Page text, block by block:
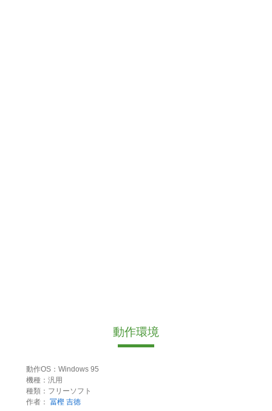
動作環境
動作OS：Windows 95
機種：汎用
種類：フリーソフト
作者： 冨樫 吉徳